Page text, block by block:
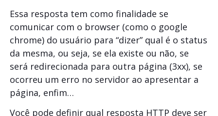
Essa resposta tem como finalidade se
comunicar com o browser (como o google
chrome) do usuário para “dizer” qual é o status
da mesma, ou seja, se ela existe ou não, se
será redirecionada para outra página (3xx), se
ocorreu um erro no servidor ao apresentar a
página, enfim…
Você pode definir qual resposta HTTP deve ser